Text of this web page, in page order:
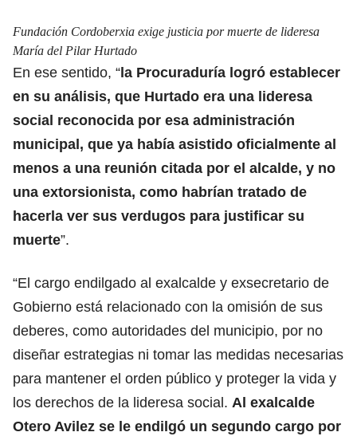
Fundación Cordoberxia exige justicia por muerte de lideresa
María del Pilar Hurtado
En ese sentido, “la Procuraduría logró establecer
en su análisis, que Hurtado era una lideresa
social reconocida por esa administración
municipal, que ya había asistido oficialmente al
menos a una reunión citada por el alcalde, y no
una extorsionista, como habrían tratado de
hacerla ver sus verdugos para justificar su
muerte”.
“El cargo endilgado al exalcalde y exsecretario de
Gobierno está relacionado con la omisión de sus
deberes, como autoridades del municipio, por no
diseñar estrategias ni tomar las medidas necesarias
para mantener el orden público y proteger la vida y
los derechos de la lideresa social. Al exalcalde
Otero Avilez se le endilgó un segundo cargo por